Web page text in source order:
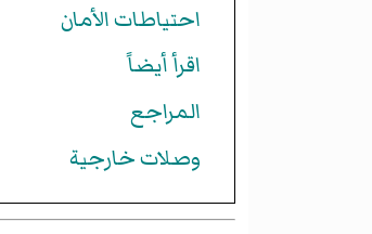
احتياطات الأمان
اقرأ أيضاً
المراجع
وصلات خارجية